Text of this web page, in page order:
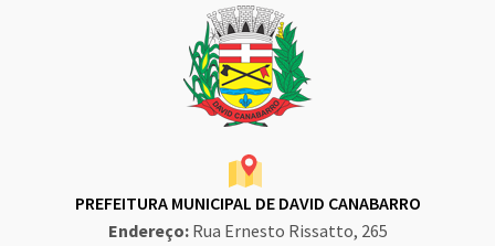
PREFEITURA MUNICIPAL DE DAVID CANABARRO
Endereço: Rua Ernesto Rissatto, 265